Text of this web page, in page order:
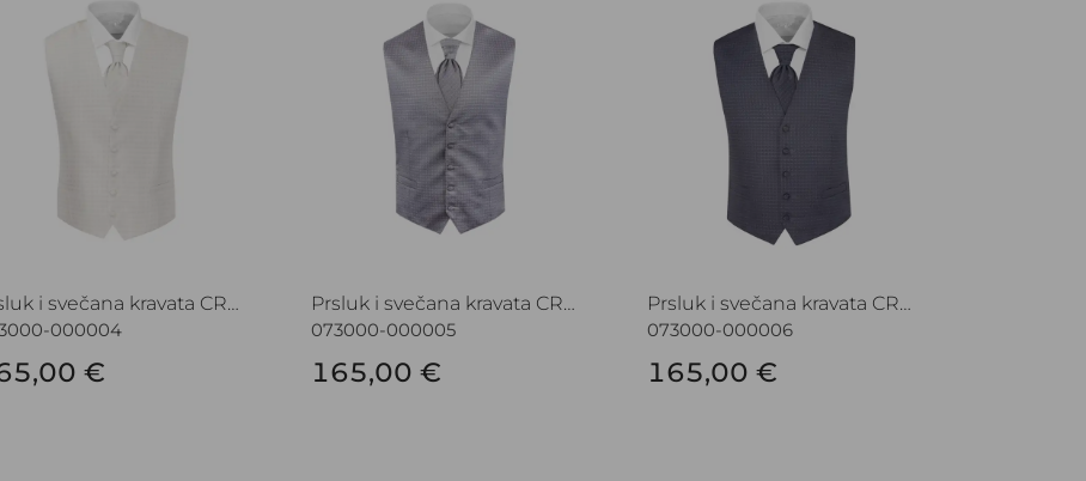
Prsluk i svečana kravata CROATA Festum
000004
€
Prsluk i svečana kravata CROATA Festum
073000-000005
165,00 €
Prsluk i svečana kravata CROATA Festum
073000-000006
165,00 €